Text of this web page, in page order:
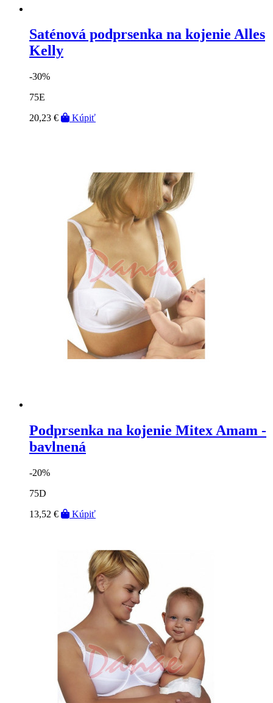
Saténová podprsenka na kojenie Alles
Kelly
-30%
75E
20,23 €
Kúpiť
Podprsenka na kojenie Mitex Amam -
bavlnená
-20%
75D
13,52 €
Kúpiť